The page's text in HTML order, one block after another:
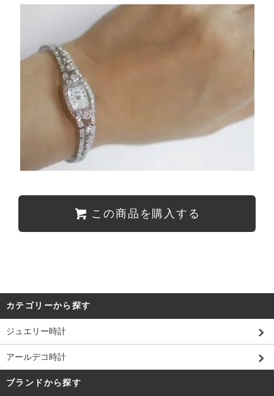
この商品を購入する
カテゴリーから探す
ジュエリー時計
アールデコ時計
ブランドから探す